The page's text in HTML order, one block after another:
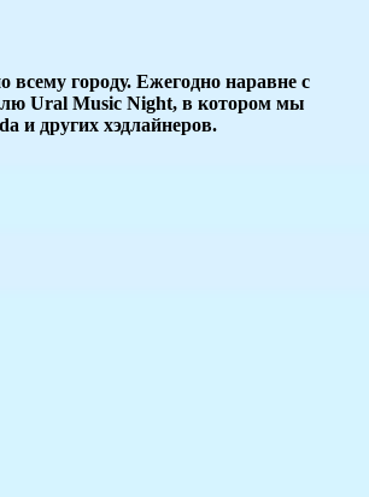
всему городу. Ежегодно наравне с
Ural Music Night, в котором мы
и других хэдлайнеров.